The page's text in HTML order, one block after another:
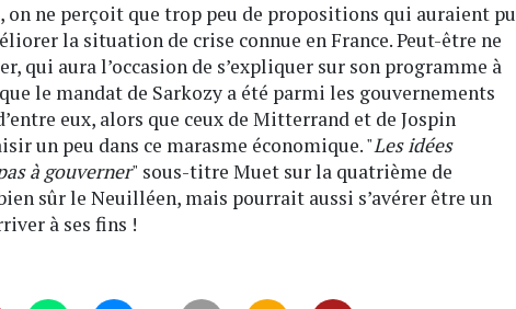
on ne perçoit que trop peu de propositions qui auraient pu
la situation de crise connue en France. Peut-être ne
qui aura l’occasion de s’expliquer sur son programme à
le mandat de Sarkozy a été parmi les gouvernements
eux, alors que ceux de Mitterrand et de Jospin
un peu dans ce marasme économique. "Les idées
à gouverner" sous-titre Muet sur la quatrième de
sûr le Neuilléen, mais pourrait aussi s’avérer être un
à ses fins !